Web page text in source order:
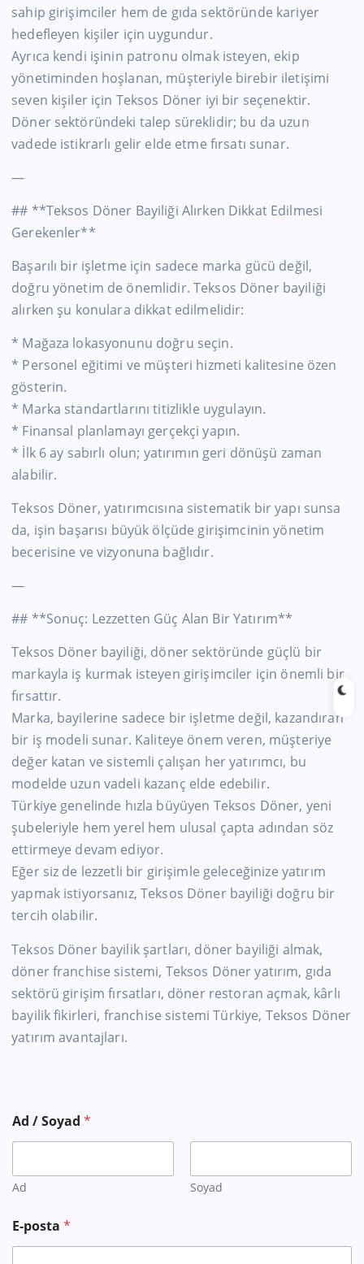
sahip girişimciler hem de gıda sektöründe kariyer
hedefleyen kişiler için uygundur.
Ayrıca kendi işinin patronu olmak isteyen, ekip
yönetiminden hoşlanan, müşteriyle birebir iletişimi
seven kişiler için Teksos Döner iyi bir seçenektir.
Döner sektöründeki talep süreklidir; bu da uzun
vadede istikrarlı gelir elde etme fırsatı sunar.
—
## **Teksos Döner Bayiliği Alırken Dikkat Edilmesi
Gerekenler**
Başarılı bir işletme için sadece marka gücü değil,
doğru yönetim de önemlidir. Teksos Döner bayiliği
alırken şu konulara dikkat edilmelidir:
* Mağaza lokasyonunu doğru seçin.
* Personel eğitimi ve müşteri hizmeti kalitesine özen
gösterin.
* Marka standartlarını titizlikle uygulayın.
* Finansal planlamayı gerçekçi yapın.
* İlk 6 ay sabırlı olun; yatırımın geri dönüşü zaman
alabilir.
Teksos Döner, yatırımcısına sistematik bir yapı sunsa
da, işin başarısı büyük ölçüde girişimcinin yönetim
becerisine ve vizyonuna bağlıdır.
—
## **Sonuç: Lezzetten Güç Alan Bir Yatırım**
Teksos Döner bayiliği, döner sektöründe güçlü bir
markayla iş kurmak isteyen girişimciler için önemli bir
fırsattır.
Marka, bayilerine sadece bir işletme değil, kazandıran
bir iş modeli sunar. Kaliteye önem veren, müşteriye
değer katan ve sistemli çalışan her yatırımcı, bu
modelde uzun vadeli kazanç elde edebilir.
Türkiye genelinde hızla büyüyen Teksos Döner, yeni
şubeleriyle hem yerel hem ulusal çapta adından söz
ettirmeye devam ediyor.
Eğer siz de lezzetli bir girişimle geleceğinize yatırım
yapmak istiyorsanız, Teksos Döner bayiliği doğru bir
tercih olabilir.
Teksos Döner bayilik şartları, döner bayiliği almak,
döner franchise sistemi, Teksos Döner yatırım, gıda
sektörü girişim fırsatları, döner restoran açmak, kârlı
bayilik fikirleri, franchise sistemi Türkiye, Teksos Döner
yatırım avantajları.
Ad / Soyad*
Ad Soyad
E-posta*